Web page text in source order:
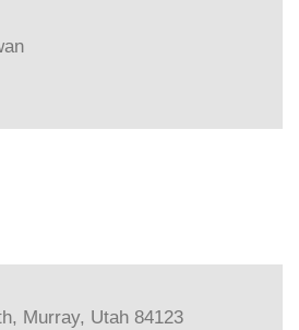
Murray, Utah 84123